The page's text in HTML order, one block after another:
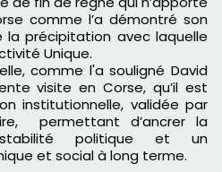
comme l’a démontré son
la précipitation avec laquelle
Unique.
comme l'a souligné David
visite en Corse, qu’il est
institutionnelle, validée par
permettant d’ancrer la
politique et un
et social à long terme.